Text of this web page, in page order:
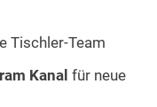
Tischler-Team
Kanal für neue